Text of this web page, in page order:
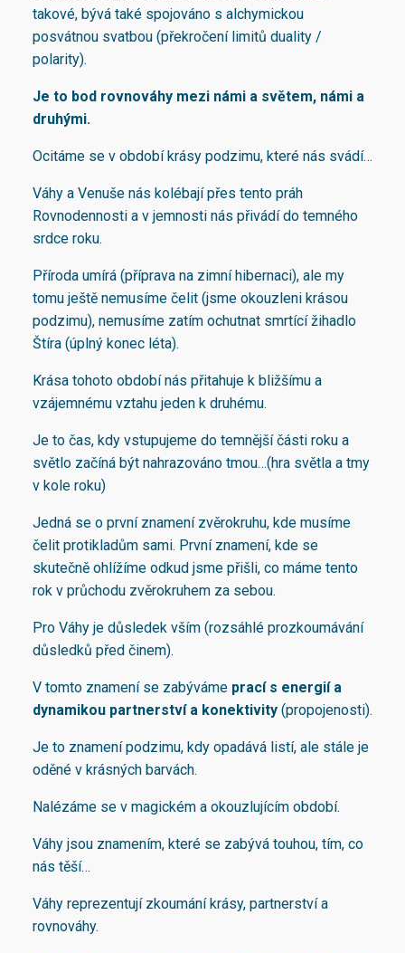
takové, bývá také spojováno s alchymickou
posvátnou svatbou (překročení limitů duality /
polarity).
Je to bod rovnováhy mezi námi a světem, námi a
druhými.
Ocitáme se v období krásy podzimu, které nás svádí…
Váhy a Venuše nás kolébají přes tento práh
Rovnodennosti a v jemnosti nás přivádí do temného
srdce roku.
Příroda umírá (příprava na zimní hibernaci), ale my
tomu ještě nemusíme čelit (jsme okouzleni krásou
podzimu), nemusíme zatím ochutnat smrtící žihadlo
Štíra (úplný konec léta).
Krása tohoto období nás přitahuje k bližšímu a
vzájemnému vztahu jeden k druhému.
Je to čas, kdy vstupujeme do temnější části roku a
světlo začíná být nahrazováno tmou…(hra světla a tmy
v kole roku)
Jedná se o první znamení zvěrokruhu, kde musíme
čelit protikladům sami. První znamení, kde se
skutečně ohlížíme odkud jsme přišli, co máme tento
rok v průchodu zvěrokruhem za sebou.
Pro Váhy je důsledek vším (rozsáhlé prozkoumávání
důsledků před činem).
V tomto znamení se zabýváme prací s energií a
dynamikou partnerství a konektivity (propojenosti).
Je to znamení podzimu, kdy opadává listí, ale stále je
oděné v krásných barvách.
Nalézáme se v magickém a okouzlujícím období.
Váhy jsou znamením, které se zabývá touhou, tím, co
nás těší…
Váhy reprezentují zkoumání krásy, partnerství a
rovnováhy.